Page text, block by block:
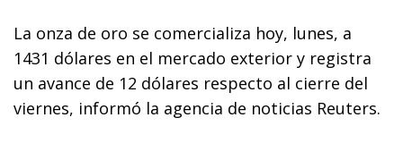
La onza de oro se comercializa hoy, lunes, a
1431 dólares en el mercado exterior y registra
un avance de 12 dólares respecto al cierre del
viernes, informó la agencia de noticias Reuters.